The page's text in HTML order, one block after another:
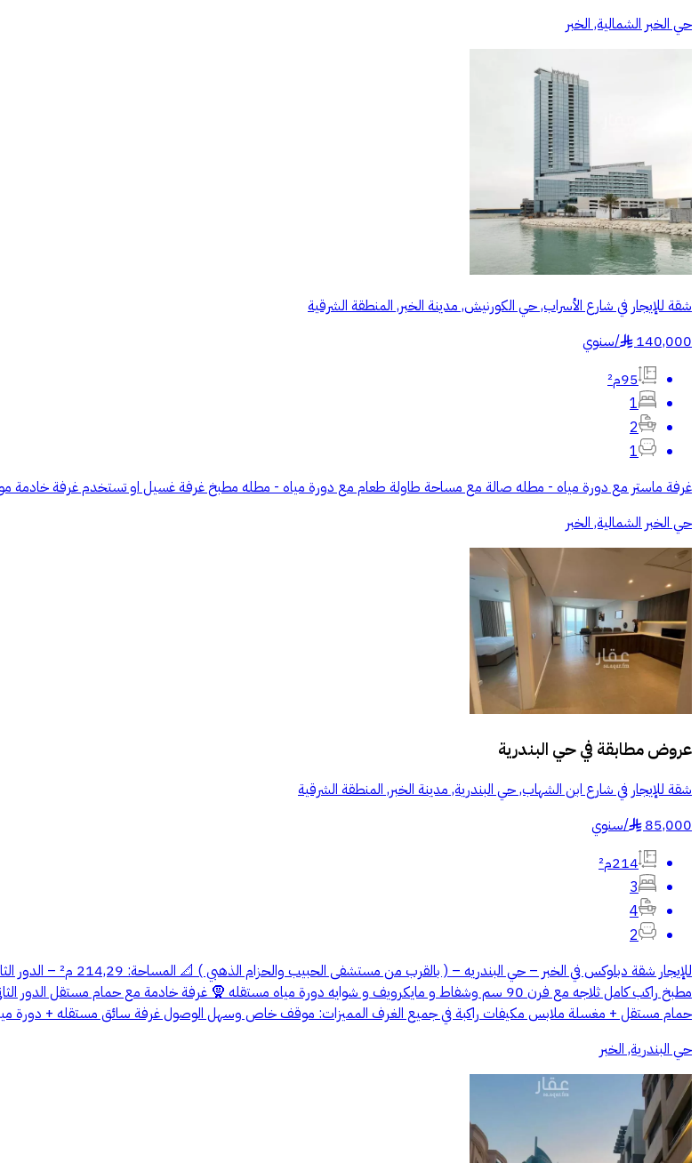
حي الخبر الشمالية, الخبر
شقة للإيجار في شارع الأسراب, حي الكورنيش, مدينة الخبر, المنطقة الشرقية
140,000
§
/سنوي
95م²
1
2
1
غرفة ماستر مع دورة مياه - مطله صالة مع مساحة طاولة طعام مع دورة مياه - مطله مطبخ غرفة غسيل او تستخدم غرفة
حي الخبر الشمالية, الخبر
عروض مطابقة فيحي البندرية
شقة للإيجار في شارع ابن الشهاب, حي البندرية, مدينة الخبر, المنطقة الشرقية
85,000
§
/سنوي
214م²
3
4
2
حمام مستقل + مغسلة ملابس مكيفات راكبة في جميع الغرف المميزات: موقف خاص وسهل الوصول غرفة سائق مستقله + دورة
حي البندرية, الخبر